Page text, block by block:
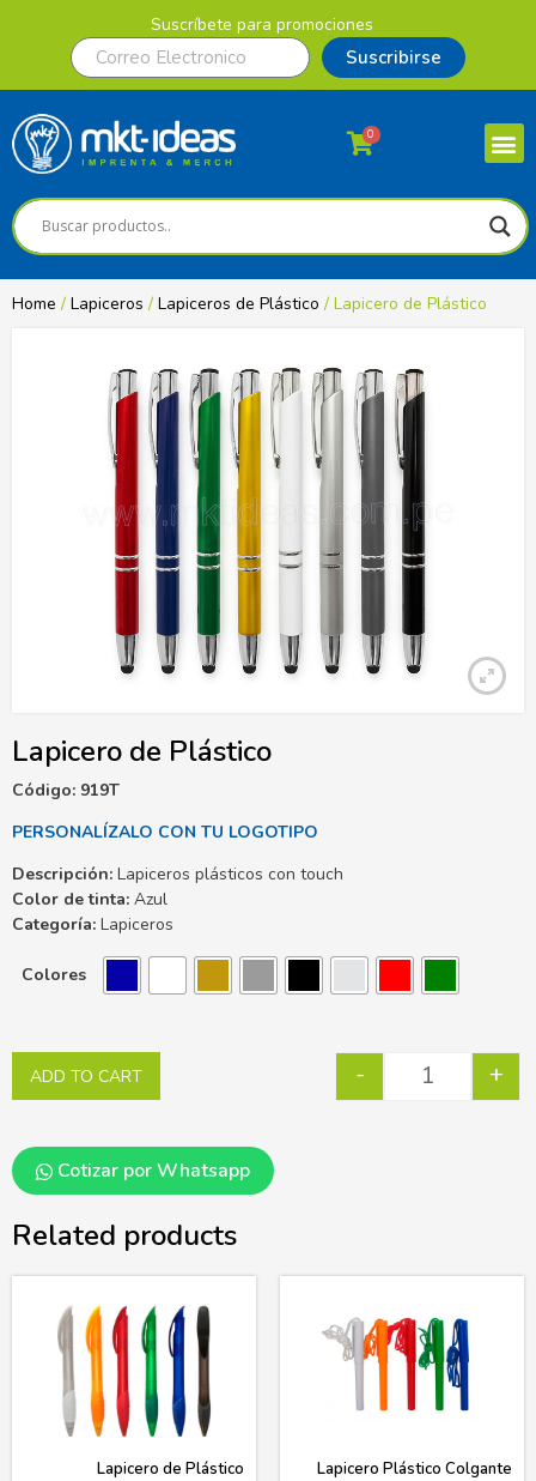
Suscríbete para promociones
Suscribirse
0
Home / Lapiceros / Lapiceros de Plástico / Lapicero de Plástico
Lapicero de Plástico
Código: 919T
PERSONALÍZALO CON TU LOGOTIPO
Descripción: Lapiceros plásticos con touch
Color de tinta: Azul
Categoría: Lapiceros
Colores
- +
ADD TO CART
Cotizar por Whatsapp
Related products
Lapicero de Plástico Lapicero Plástico Colgante